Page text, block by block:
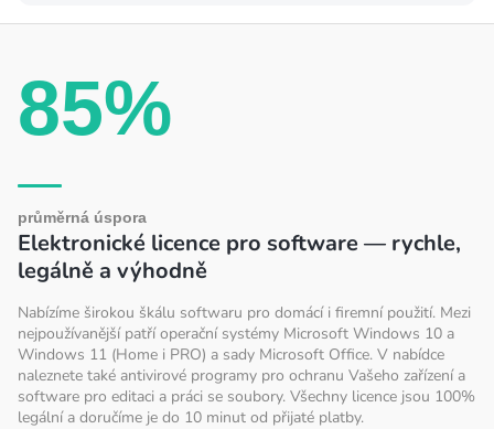
85%
průměrná úspora
Elektronické licence pro software — rychle,
legálně a výhodně
Nabízíme širokou škálu softwaru pro domácí i firemní použití. Mezi
nejpoužívanější patří operační systémy Microsoft Windows 10 a
Windows 11 (Home i PRO) a sady Microsoft Office. V nabídce
naleznete také antivirové programy pro ochranu Vašeho zařízení a
software pro editaci a práci se soubory. Všechny licence jsou 100%
legální a doručíme je do 10 minut od přijaté platby.